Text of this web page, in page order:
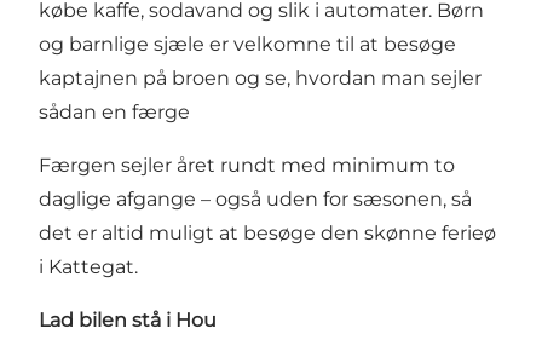
købe kaffe, sodavand og slik i automater. Børn
og barnlige sjæle er velkomne til at besøge
kaptajnen på broen og se, hvordan man sejler
sådan en færge
Færgen sejler året rundt med minimum to
daglige afgange – også uden for sæsonen, så
det er altid muligt at besøge den skønne ferieø
i Kattegat.
Lad bilen stå i Hou